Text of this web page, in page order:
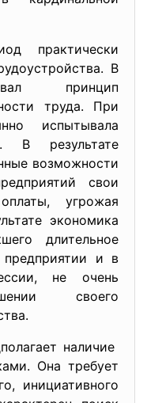
практически
В
принцип
труда. При
испытывала
В результате
возможности
свои
угрожая
экономика
длительное
и в
не очень
своего
наличие
Она требует
инициативного